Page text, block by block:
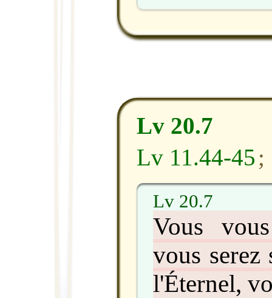
Lv 20.7
Lv 11.44-45;
Lv 20.7
Vous
vous serez
l'Éternel,